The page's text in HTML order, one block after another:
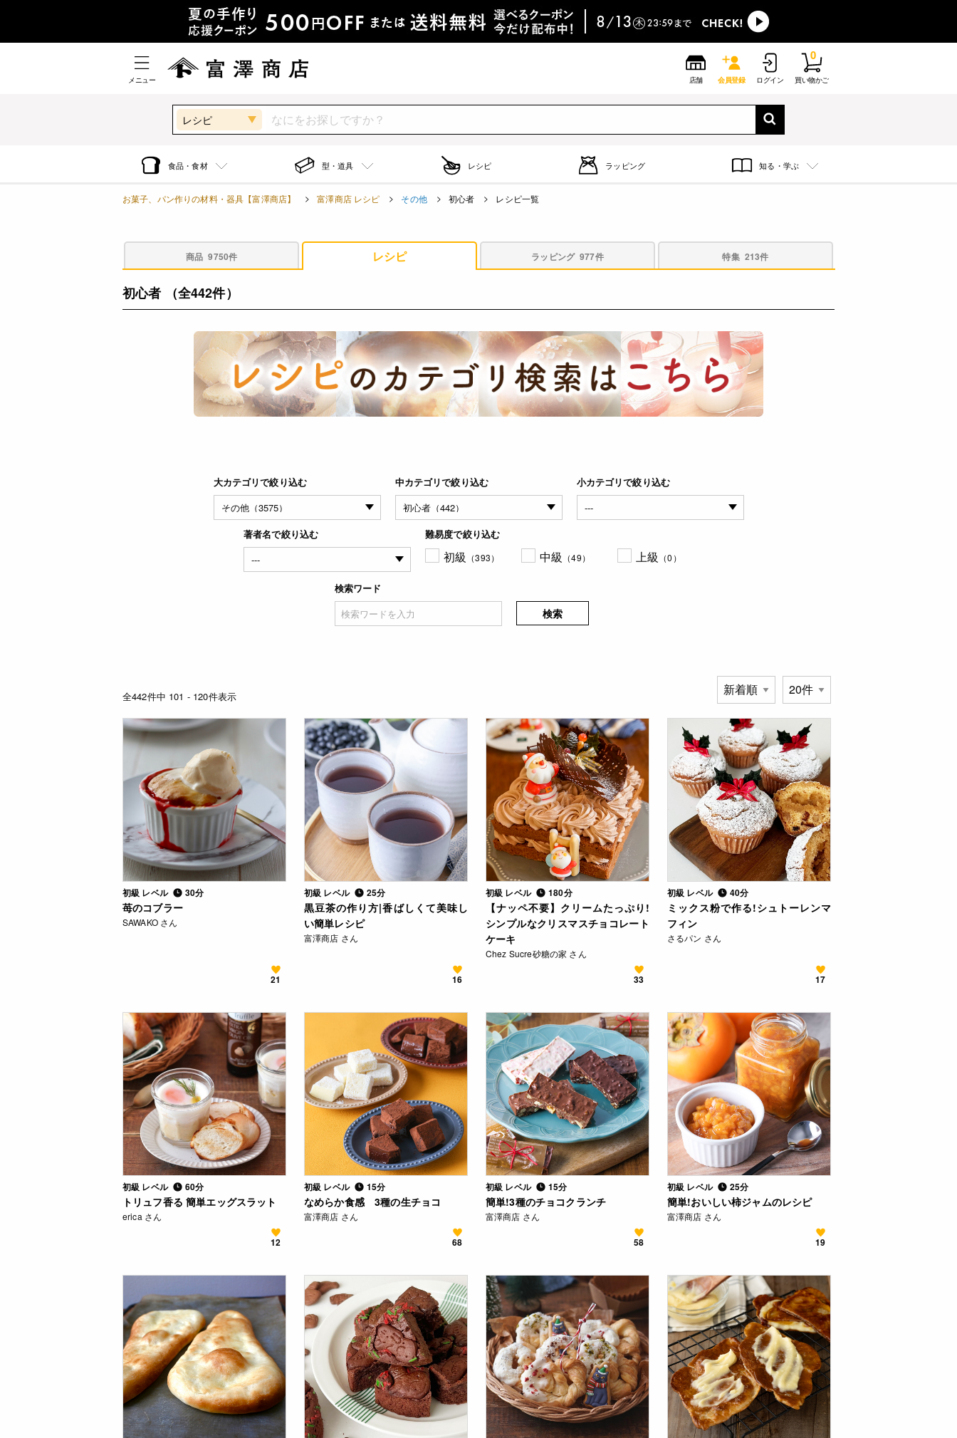
メニュー 店舗 会員登録 ログイン 買い物かご
0
レシピ
食品・食材 型・道具 レシピ ラッピング 知る・学ぶ
お菓子、パン作りの材料・器具【富澤商店】 富澤商店 レシピ その他 初心者 レシピ一覧
商品 9750件 レシピ ラッピング 977件 特集 213件
初心者 （全442件）
大カテゴリで絞り込む 中カテゴリで絞り込む 小カテゴリで絞り込む
著者名で絞り込む 難易度で絞り込む
初級 （393） 中級 （49） 上級 （0）
検索ワード
検索
全442件中 101 - 120件表示
初級 レベル 30分
苺のコブラー
SAWAKO さん
21
初級 レベル 25分
黒豆茶の作り方|香ばしくて美味し
い簡単レシピ
富澤商店 さん
16
初級 レベル 180分
【ナッペ不要】クリームたっぷり!
シンプルなクリスマスチョコレート
ケーキ
Chez Sucre砂糖の家 さん
33
初級 レベル 40分
ミックス粉で作る!シュトーレンマ
フィン
さるパン さん
17
初級 レベル 60分
トリュフ香る 簡単エッグスラット
erica さん
12
初級 レベル 15分
なめらか食感 3種の生チョコ
富澤商店 さん
68
初級 レベル 15分
簡単!3種のチョコクランチ
富澤商店 さん
58
初級 レベル 25分
簡単!おいしい柿ジャムのレシピ
富澤商店 さん
19